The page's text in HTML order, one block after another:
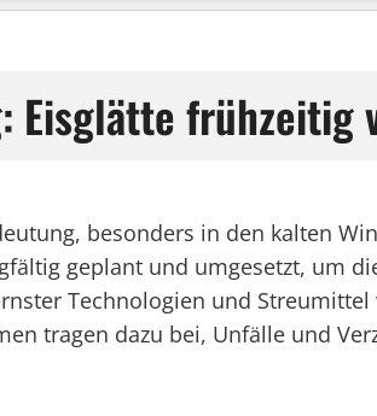
Eisglätte frühzeitig
besonders in den kalten
geplant und umgesetzt, um
Technologien und
tragen dazu bei, Unfälle und